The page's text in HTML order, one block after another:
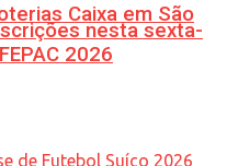
Caixa em São
nesta sexta-
2026